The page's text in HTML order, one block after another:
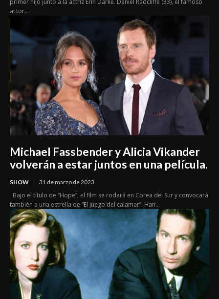
primer hijo junto a la actriz Erin Darke. Daniel Radcliffe (33), el famoso
actor...
Michael Fassbender y Alicia Vikander
volverán a estar juntos en una película.
SHOW 31 de marzo de 2023
Bajo el título de “Hope”, el film se rodará en Corea del Sur y convocará
también a una estrella de “El juego del calamar”. Han...